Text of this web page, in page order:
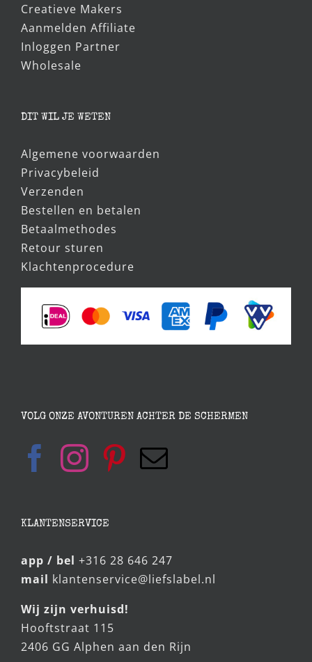
Creatieve Makers
Aanmelden Affiliate
Inloggen Partner
Wholesale
DIT WIL JE WETEN
Algemene voorwaarden
Privacybeleid
Verzenden
Bestellen en betalen
Betaalmethodes
Retour sturen
Klachtenprocedure
VOLG ONZE AVONTUREN ACHTER DE SCHERMEN
KLANTENSERVICE
app / bel +316 28 646 247
mail klantenservice@liefslabel.nl
Wij zijn verhuisd!
Hooftstraat 115
2406 GG Alphen aan den Rijn